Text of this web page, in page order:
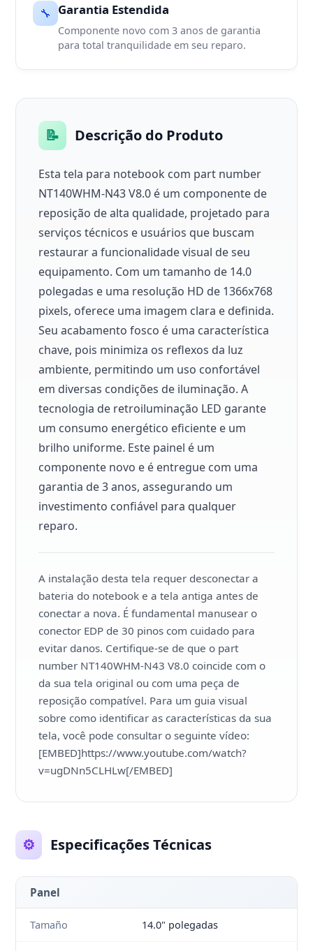
🔧 Garantia Estendida
Componente novo com 3 anos de garantia
para total tranquilidade em seu reparo.
📝 Descrição do Produto
Esta tela para notebook com part number
NT140WHM-N43 V8.0 é um componente de
reposição de alta qualidade, projetado para
serviços técnicos e usuários que buscam
restaurar a funcionalidade visual de seu
equipamento. Com um tamanho de 14.0
polegadas e uma resolução HD de 1366x768
pixels, oferece uma imagem clara e definida.
Seu acabamento fosco é uma característica
chave, pois minimiza os reflexos da luz
ambiente, permitindo um uso confortável
em diversas condições de iluminação. A
tecnologia de retroiluminação LED garante
um consumo energético eficiente e um
brilho uniforme. Este painel é um
componente novo e é entregue com uma
garantia de 3 anos, assegurando um
investimento confiável para qualquer
reparo.
A instalação desta tela requer desconectar a
bateria do notebook e a tela antiga antes de
conectar a nova. É fundamental manusear o
conector EDP de 30 pinos com cuidado para
evitar danos. Certifique-se de que o part
number NT140WHM-N43 V8.0 coincide com o
da sua tela original ou com uma peça de
reposição compatível. Para um guia visual
sobre como identificar as características da sua
tela, você pode consultar o seguinte vídeo:
[EMBED]https://www.youtube.com/watch?
v=ugDNn5CLHLw[/EMBED]
⚙️ Especificações Técnicas
Panel
Tamaño 14.0" polegadas